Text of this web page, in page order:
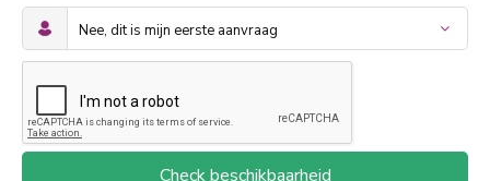
Check beschikbaarheid